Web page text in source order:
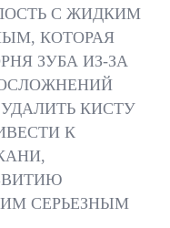
С ЖИДКИМ
КОТОРАЯ
ЗУБА ИЗ-ЗА
КИСТУ
К
СЕРЬЕЗНЫМ
МЕСТНАЯ
ПОЛНОЕ